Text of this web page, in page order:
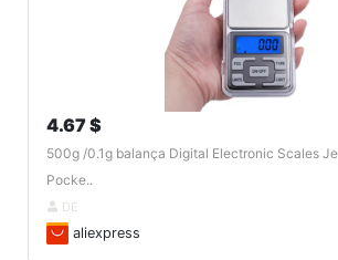
4.67 $
500g /0.1g balança Digital Electronic Scales
Pocke..
DE
aliexpress